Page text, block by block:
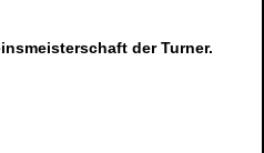
der Turner.